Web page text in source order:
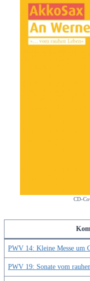
CD-
PWV 14: Kleine Messe um
PWV 19: Sonate vom